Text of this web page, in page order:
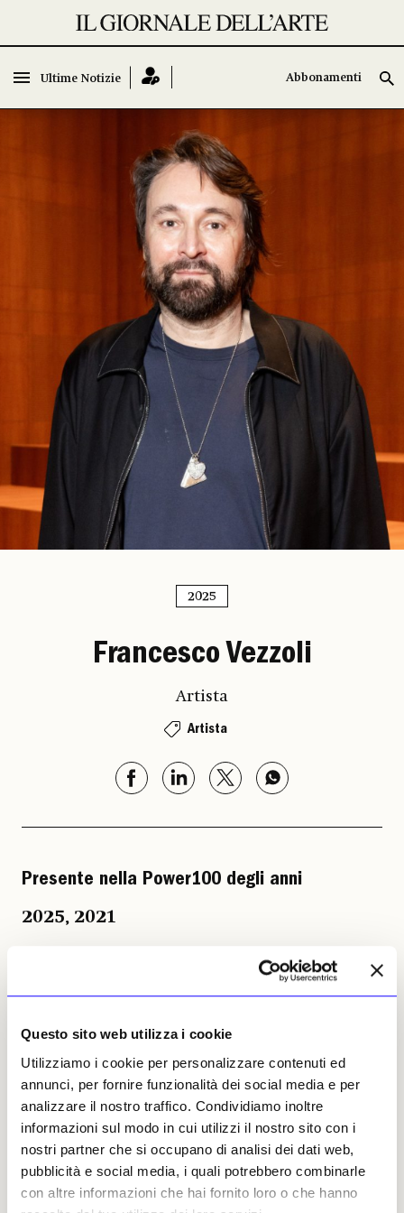
Questo sito web utilizza i cookie
Utilizziamo i cookie per personalizzare contenuti ed
annunci, per fornire funzionalità dei social media e per
analizzare il nostro traffico. Condividiamo inoltre
informazioni sul modo in cui utilizzi il nostro sito con i
nostri partner che si occupano di analisi dei dati web,
pubblicità e social media, i quali potrebbero combinarle
con altre informazioni che hai fornito loro o che hanno
Ultime Notizie Abbonamenti
2025
Francesco Vezzoli
Artista
Artista
Presente nella Power100 degli anni
2025, 2021
(Brescia, 1971; vive e lavora a Milano) è uno
opere mescolano citazioni storiche e cultura
figurativa, spesso con omaggi ad attori e
attrici. Ha rappresentato l’Italia a La Biennale
di Venezia nel 2001, 2005 e 2007, e ha
partecipato alla Whitney Biennal (2006),
Biennale di San Paolo e Biennale di Istanbul.
Ha esposto al Jeu de Paume a Parigi, Castello
di Rivoli, New Museum a New York, Museu
Serralves a Porto e alla Fondazione Prada a